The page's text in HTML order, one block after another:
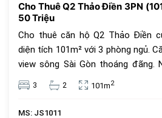
Cho Thuê Q2 Thảo Điền 3PN
50 Triệu
Cho thuê căn hộ Q2 Thảo Điền
diện tích 101m² với 3 phòng ngủ.
view sông Sài Gòn thoáng đãng.
đầy đủ, mới và sang trọng. Q2
ích 5 sao (Gym 360 độ, hồ bơi vô
dự án lớn (Masteri, Gateway),
3 2 101m2
MS: JS1011